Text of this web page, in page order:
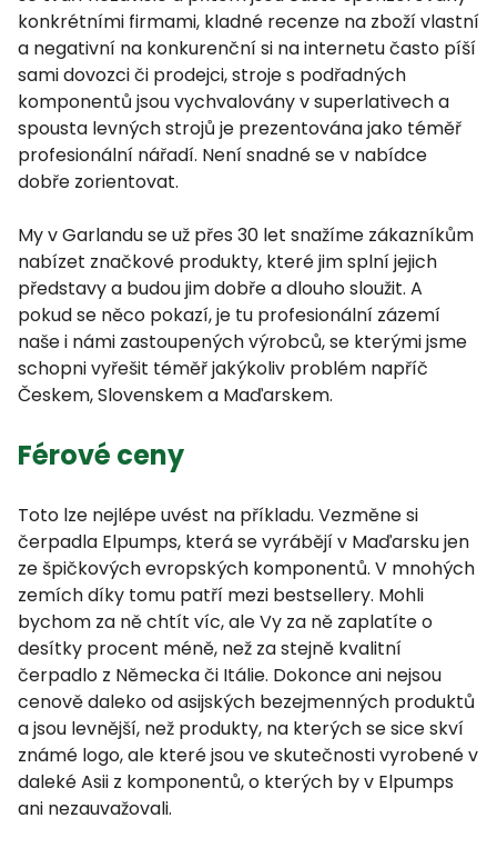
konkrétními firmami, kladné recenze na zboží vlastní
a negativní na konkurenční si na internetu často píší
sami dovozci či prodejci, stroje s podřadných
komponentů jsou vychvalovány v superlativech a
spousta levných strojů je prezentována jako téměř
profesionální nářadí. Není snadné se v nabídce
dobře zorientovat.
My v Garlandu se už přes 30 let snažíme zákazníkům
nabízet značkové produkty, které jim splní jejich
představy a budou jim dobře a dlouho sloužit. A
pokud se něco pokazí, je tu profesionální zázemí
naše i námi zastoupených výrobců, se kterými jsme
schopni vyřešit téměř jakýkoliv problém napříč
Českem, Slovenskem a Maďarskem.
Férové ceny
Toto lze nejlépe uvést na příkladu. Vezměne si
čerpadla Elpumps, která se vyrábějí v Maďarsku jen
ze špičkových evropských komponentů. V mnohých
zemích díky tomu patří mezi bestsellery. Mohli
bychom za ně chtít víc, ale Vy za ně zaplatíte o
desítky procent méně, než za stejně kvalitní
čerpadlo z Německa či Itálie. Dokonce ani nejsou
cenově daleko od asijských bezejmenných produktů
a jsou levnější, než produkty, na kterých se sice skví
známé logo, ale které jsou ve skutečnosti vyrobené v
daleké Asii z komponentů, o kterých by v Elpumps
ani nezauvažovali.